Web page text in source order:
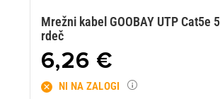
Mrežni kabel GOOBAY UTP Cat5e
rdeč
6,26 €
NI NA ZALOGI